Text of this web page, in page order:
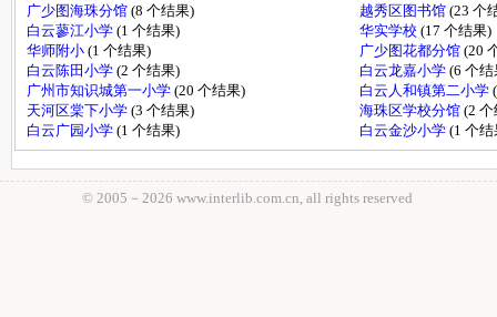
广少图海珠分馆 (8 个结果) 越秀区图书馆 (23 个
白云蓼江小学 (1 个结果) 华实学校 (17 个结果)
华师附小 (1 个结果) 广少图花都分馆 (20
白云陈田小学 (2 个结果) 白云龙嘉小学 (6 个结
广州市知识城第一小学 (20 个结果) 白云人和镇第二小学
天河区棠下小学 (3 个结果) 海珠区学校分馆 (2
白云广园小学 (1 个结果) 白云金沙小学 (1 个结
© 2005－ 2026 www.interlib.com.cn, all rights reserved